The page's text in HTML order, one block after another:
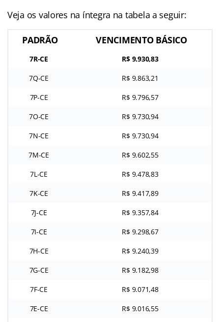
Veja os valores na íntegra na tabela a seguir:
PADRÃO VENCIMENTO BÁSICO
7R-CE R$ 9.930,83
7Q-CE R$ 9.863,21
7P-CE R$ 9.796,57
7O-CE R$ 9.730,94
7N-CE R$ 9.730,94
7M-CE R$ 9.602,55
7L-CE R$ 9.478,83
7K-CE R$ 9.417,89
7J-CE R$ 9.357,84
7I-CE R$ 9.298,67
7H-CE R$ 9.240,39
7G-CE R$ 9.182,98
7F-CE R$ 9.071,48
7E-CE R$ 9.016,55